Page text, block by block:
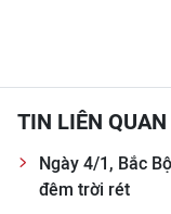
TIN LIÊN QUAN
Ngày 4/1, Bắc
đêm trời rét